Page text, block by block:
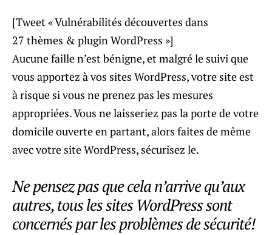
[Tweet « Vulnérabilités découvertes dans
27 thèmes & plugin WordPress »]
Aucune faille n’est bénigne, et malgré le suivi que
vous apportez à vos sites WordPress, votre site est
à risque si vous ne prenez pas les mesures
appropriées. Vous ne laisseriez pas la porte de votre
domicile ouverte en partant, alors faites de même
avec votre site WordPress, sécurisez le.
Ne pensez pas que cela n’arrive qu’aux
autres, tous les sites WordPress sont
concernés par les problèmes de sécurité!